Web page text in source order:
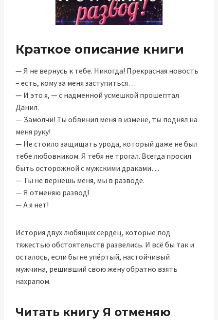
Краткое описание книги
— Я не вернусь к тебе. Никогда! Прекрасная новость
– есть, кому за меня заступиться…
— И это я, — с надменной усмешкой прошептал
Данил.
— Замолчи! Ты обвинил меня в измене, ты поднял на
меня руку!
— Не стоило защищать урода, который даже не был
тебе любовником. Я тебя не трогал. Всегда просил
быть осторожной с мужскими драками…
— Ты не вернёшь меня, мы в разводе.
— Я отменяю развод!
— А я нет!
История двух любящих сердец, которые под
тяжестью обстоятельств развелись. И всё бы так и
осталось, если бы не упёртый, настойчивый
мужчина, решивший свою жену обратно взять
нахрапом.
Читать книгу Я отменяю